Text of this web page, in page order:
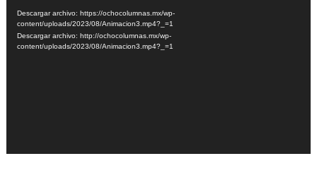
de
vídeo
Descargar archivo: https://ochocolumnas.mx/wp-
content/uploads/2023/08/Animacion3.mp4?_=1
Descargar archivo: http://ochocolumnas.mx/wp-
content/uploads/2023/08/Animacion3.mp4?_=1